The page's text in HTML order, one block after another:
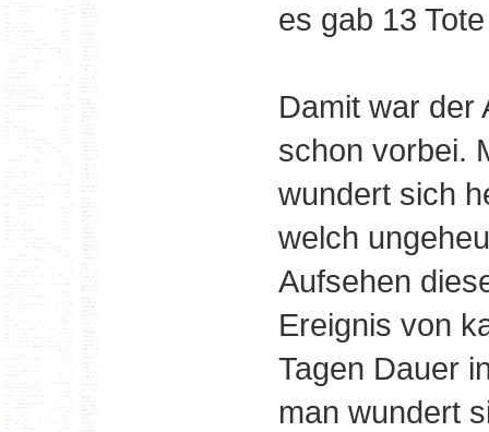
es gab 13
Damit war der
schon vorbei.
wundert sich
welch
Aufsehen
Ereignis von
Tagen Dauer
man wundert